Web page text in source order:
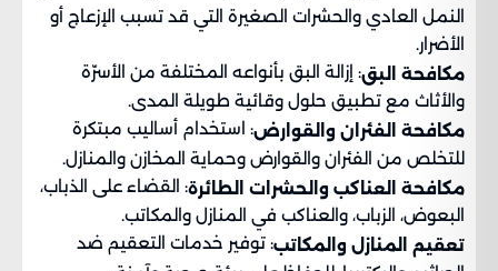
النمل العادي والحشرات الصغيرة التي قد تسبب الإزعاج أو
الأضرار.
مكافحة البق: إزالة البق بأنواعه المختلفة من الأسرّة
والأثاث مع تطبيق حلول وقائية طويلة المدى.
مكافحة الفئران والقوارض: استخدام أساليب مبتكرة
للتخلص من الفئران والقوارض وحماية المخازن والمنازل.
مكافحة العناكب والحشرات الطائرة: القضاء على الذباب،
البعوض، الزباب، والعناكب في المنازل والمكاتب.
تعقيم المنازل والمكاتب: توفير خدمات التعقيم ضد